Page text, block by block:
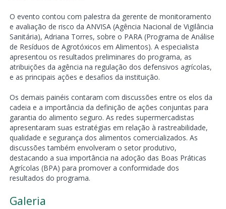
O evento contou com palestra da gerente de monitoramento
e avaliação de risco da ANVISA (Agência Nacional de Vigilância
Sanitária), Adriana Torres, sobre o PARA (Programa de Análise
de Resíduos de Agrotóxicos em Alimentos). A especialista
apresentou os resultados preliminares do programa, as
atribuições da agência na regulação dos defensivos agrícolas,
e as principais ações e desafios da instituição.
Os demais painéis contaram com discussões entre os elos da
cadeia e a importância da definição de ações conjuntas para
garantia do alimento seguro. As redes supermercadistas
apresentaram suas estratégias em relação à rastreabilidade,
qualidade e segurança dos alimentos comercializados. As
discussões também envolveram o setor produtivo,
destacando a sua importância na adoção das Boas Práticas
Agrícolas (BPA) para promover a conformidade dos
resultados do programa.
Galeria